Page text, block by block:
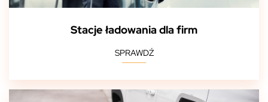
Stacje ładowania dla firm
SPRAWDŹ